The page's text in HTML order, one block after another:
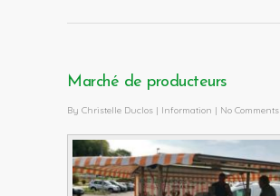
Marché de producteurs
By Christelle Duclos | Information | No Comments